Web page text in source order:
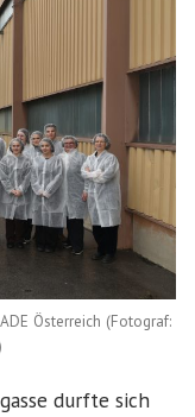
Österreich (Fotograf:
durfte sich